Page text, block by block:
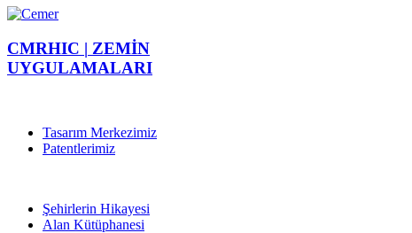
CMRHIC | ZEMİN
UYGULAMALARI
Tasarım Merkezimiz
Patentlerimiz
Şehirlerin Hikayesi
Alan Kütüphanesi